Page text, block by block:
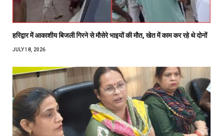
हरिद्वार में आकाशीय बिजली गिरने से मौसेरे भाइयों की मौत, खेत में काम कर रहे थे दोनों
JULY 18, 2026